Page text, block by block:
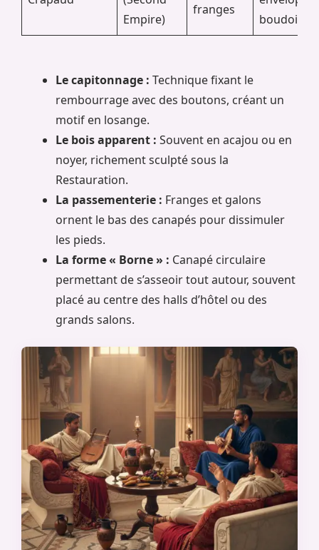
Empire)
franges
boudoir
Le capitonnage : Technique fixant le
rembourrage avec des boutons, créant un
motif en losange.
Le bois apparent : Souvent en acajou ou en
noyer, richement sculpté sous la
Restauration.
La passementerie : Franges et galons
ornent le bas des canapés pour dissimuler
les pieds.
La forme « Borne » : Canapé circulaire
permettant de s’asseoir tout autour, souvent
placé au centre des halls d’hôtel ou des
grands salons.